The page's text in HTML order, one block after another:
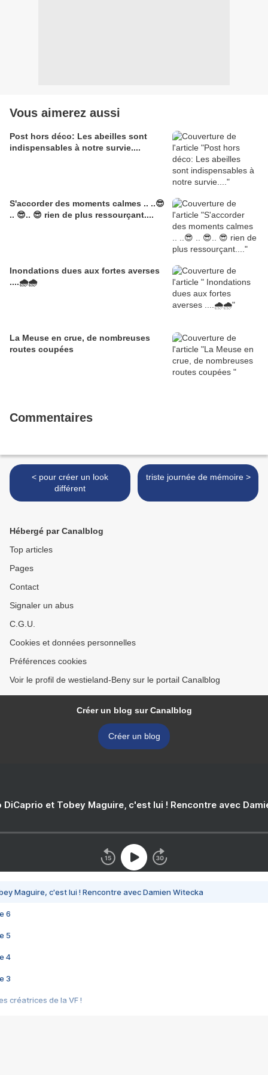
Vous aimerez aussi
Post hors déco: Les abeilles sont
indispensables à notre survie....
S'accorder des moments calmes .. ..😎​​​​​​​
.. 😎​​​​​​​.. 😎​​​​​​​ rien de plus ressourçant....
Inondations dues aux fortes averses
....🌧🌧
La Meuse en crue, de nombreuses
routes coupées
Commentaires
< pour créer un look
différent
triste journée de mémoire >
Hébergé par Canalblog
Top articles
Pages
Contact
Signaler un abus
C.G.U.
Cookies et données personnelles
Préférences cookies
Voir le profil de westieland-Beny sur le portail Canalblog
Créer un blog sur Canalblog
Créer un blog
DiCaprio et Tobey Maguire, c'est lui ! Rencontre avec
Maguire, c'est lui ! Rencontre avec Damien Witecka
6
5
4
3
créatrices de la VF !